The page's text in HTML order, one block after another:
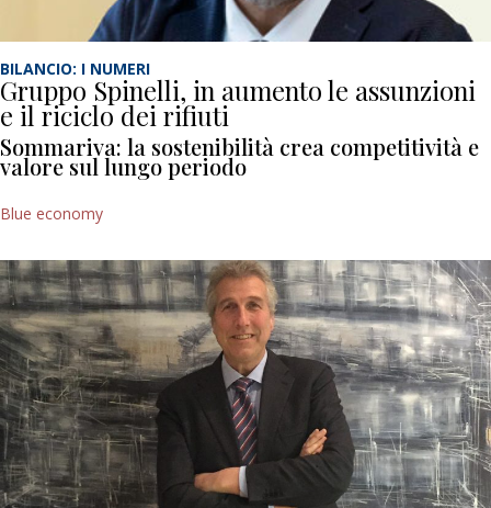
BILANCIO: I NUMERI
Gruppo Spinelli, in aumento le assunzioni
e il riciclo dei rifiuti
Sommariva: la sostenibilità crea competitività e
valore sul lungo periodo
Blue economy